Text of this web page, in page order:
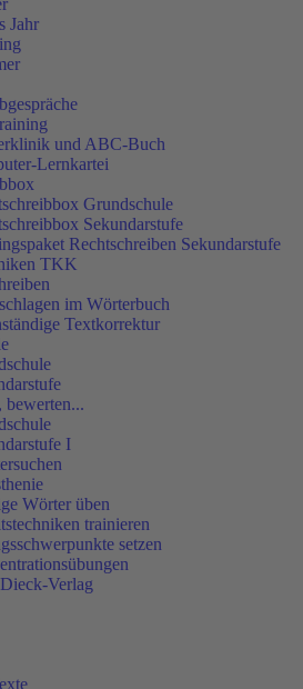
Jahr
und ABC-Buch
Lernkartei
Grundschule
Sekundarstufe
Rechtschreiben Sekundarstufe
TKK
im Wörterbuch
Textkorrektur
bewerten...
I
Wörter üben
trainieren
setzen
Verlag